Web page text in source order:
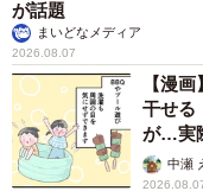
が話題
まいどなメディア
2026.08.07
【漫
干せる
が…実
中瀬